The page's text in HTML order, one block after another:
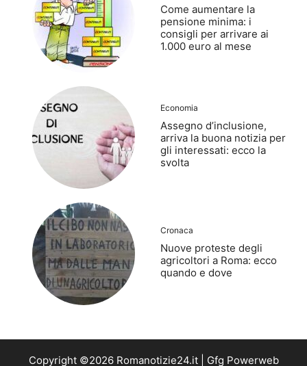
Come aumentare la
pensione minima: i
consigli per arrivare ai
1.000 euro al mese
Economia
Assegno d’inclusione,
arriva la buona notizia per
gli interessati: ecco la
svolta
Cronaca
Nuove proteste degli
agricoltori a Roma: ecco
quando e dove
Copyright ©2026 Romanotizie24.it | Gfg Powerweb